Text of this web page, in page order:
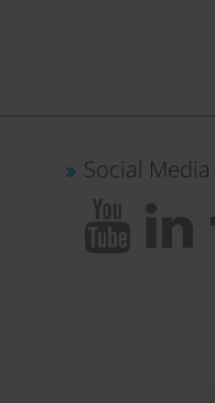
Social Media